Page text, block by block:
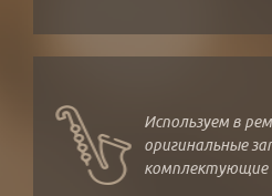
Используем в
оригинальные
комплектующие